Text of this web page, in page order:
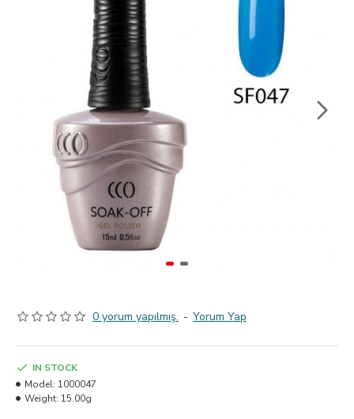
0 yorum yapılmış. - Yorum Yap
IN STOCK
Model: 1000047
Weight: 15.00g